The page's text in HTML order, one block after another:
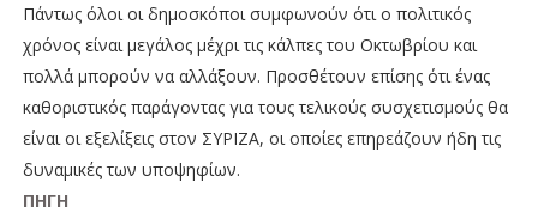
Πάντως όλοι οι δημοσκόποι συμφωνούν ότι ο πολιτικός
χρόνος είναι μεγάλος μέχρι τις κάλπες του Οκτωβρίου και
πολλά μπορούν να αλλάξουν. Προσθέτουν επίσης ότι ένας
καθοριστικός παράγοντας για τους τελικούς συσχετισμούς θα
είναι οι εξελίξεις στον ΣΥΡΙΖΑ, οι οποίες επηρεάζουν ήδη τις
δυναμικές των υποψηφίων.
ΠΗΓΗ